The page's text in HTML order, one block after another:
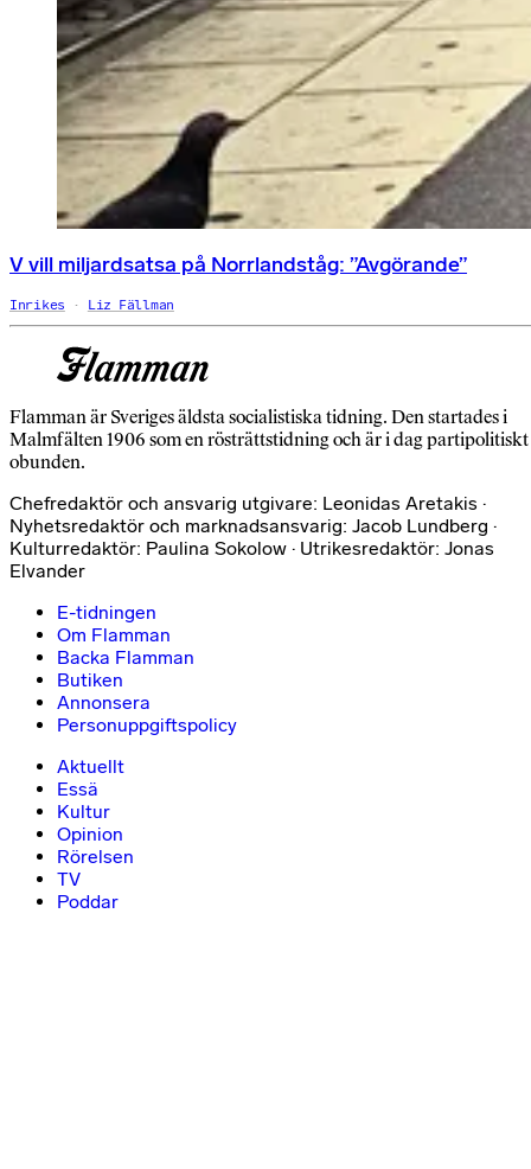
V vill miljardsatsa på Norrlandståg: ”Avgörande”
Inrikes Liz Fällman
Flamman är Sveriges äldsta socialistiska tidning. Den startades i
Malmfälten 1906 som en rösträttstidning och är i dag partipolitiskt
obunden.
Chefredaktör och ansvarig utgivare: Leonidas Aretakis ·
Nyhetsredaktör och marknadsansvarig: Jacob Lundberg ·
Kulturredaktör: Paulina Sokolow · Utrikesredaktör: Jonas
Elvander
E-tidningen
Om Flamman
Backa Flamman
Butiken
Annonsera
Personuppgiftspolicy
Aktuellt
Essä
Kultur
Opinion
Rörelsen
TV
Poddar